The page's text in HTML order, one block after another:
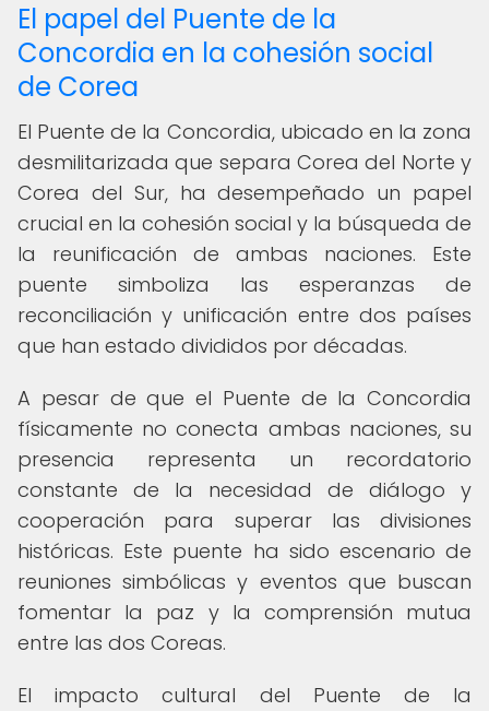
El papel del Puente de la
Concordia en la cohesión social
de Corea
El Puente de la Concordia, ubicado en la zona
desmilitarizada que separa Corea del Norte y
Corea del Sur, ha desempeñado un papel
crucial en la cohesión social y la búsqueda de
la reunificación de ambas naciones. Este
puente simboliza las esperanzas de
reconciliación y unificación entre dos países
que han estado divididos por décadas.
A pesar de que el Puente de la Concordia
físicamente no conecta ambas naciones, su
presencia representa un recordatorio
constante de la necesidad de diálogo y
cooperación para superar las divisiones
históricas. Este puente ha sido escenario de
reuniones simbólicas y eventos que buscan
fomentar la paz y la comprensión mutua
entre las dos Coreas.
El impacto cultural del Puente de la